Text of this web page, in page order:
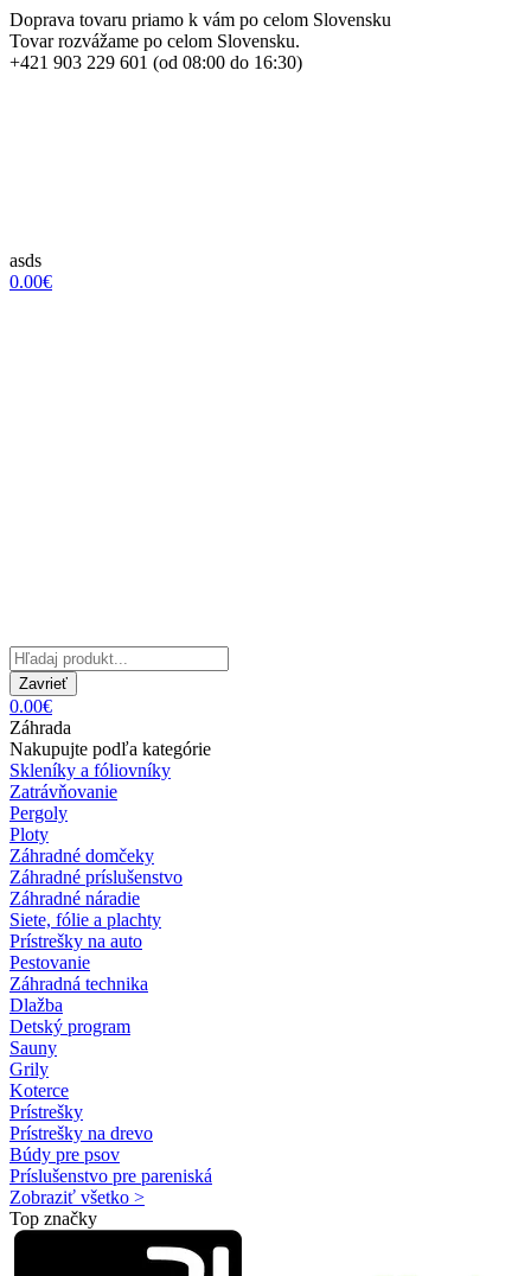
Doprava tovaru priamo k vám po celom Slovensku
Tovar rozvážame po celom Slovensku.
+421 903 229 601 (od 08:00 do 16:30)
asds
0.00€
Zavrieť
0.00€
Záhrada
Nakupujte podľa kategórie
Skleníky a fóliovníky
Zatrávňovanie
Pergoly
Ploty
Záhradné domčeky
Záhradné príslušenstvo
Záhradné náradie
Siete, fólie a plachty
Prístrešky na auto
Pestovanie
Záhradná technika
Dlažba
Detský program
Sauny
Grily
Koterce
Prístrešky
Prístrešky na drevo
Búdy pre psov
Príslušenstvo pre pareniská
Zobraziť všetko >
Top značky